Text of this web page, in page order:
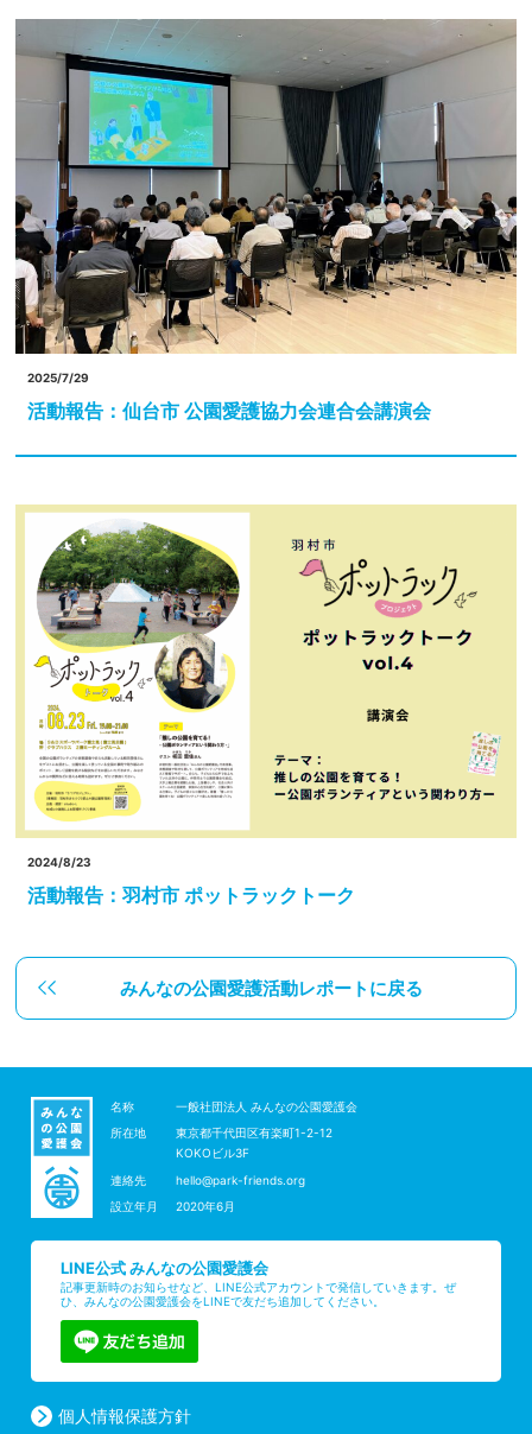
2025/7/29
活動報告：仙台市 公園愛護協力会連合会講演会
2024/8/23
活動報告：羽村市 ポットラックトーク
みんなの公園愛護活動レポートに戻る
名称
一般社団法人 みんなの公園愛護会
所在地
東京都千代田区有楽町1-2-12
KOKOビル3F
連絡先
hello@park-friends.org
設立年月
2020年6月
LINE公式 みんなの公園愛護会
記事更新時のお知らせなど、LINE公式アカウントで発信していきます。ぜ
ひ、みんなの公園愛護会をLINEで友だち追加してください。
個人情報保護方針